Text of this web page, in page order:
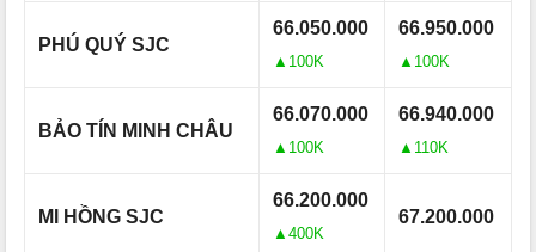
PHÚ QUÝ SJC
66.050.000
▲100K
66.950.000
▲100K
BẢO TÍN MINH CHÂU
66.070.000
▲100K
66.940.000
▲110K
MI HỒNG SJC
66.200.000
▲400K
67.200.000